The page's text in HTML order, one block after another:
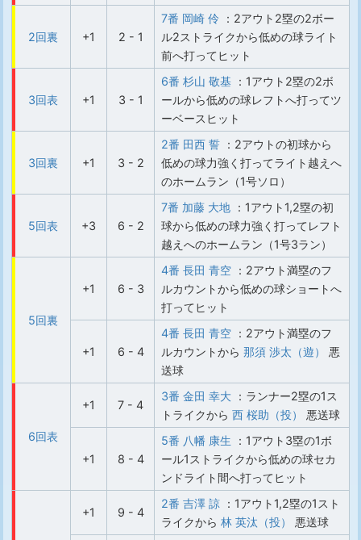
2回裏 +1 2 - 1
7番 岡崎 伶 ：2アウト2塁の2ボー
ル2ストライクから低めの球ライト
前へ打ってヒット
3回表 +1 3 - 1
6番 杉山 敬基 ：1アウト2塁の2ボ
ールから低めの球レフトへ打ってツ
ーベースヒット
3回裏 +1 3 - 2
2番 田西 誓 ：2アウトの初球から
低めの球力強く打ってライト越えへ
のホームラン（1号ソロ）
5回表 +3 6 - 2
7番 加藤 大地 ：1アウト1,2塁の初
球から低めの球力強く打ってレフト
越えへのホームラン（1号3ラン）
5回裏
+1 6 - 3
4番 長田 青空 ：2アウト満塁のフ
ルカウントから低めの球ショートへ
打ってヒット
+1 6 - 4
4番 長田 青空 ：2アウト満塁のフ
ルカウントから 那須 渉太（遊）
悪
送球
6回表
+1 7 - 4
3番 金田 幸大 ：ランナー2塁の1ス
トライクから 西 桜助（投） 悪送球
+1 8 - 4
5番 八幡 康生 ：1アウト3塁の1ボ
ール1ストライクから低めの球セカ
ンドライト間へ打ってヒット
+1 9 - 4
2番 吉澤 諒 ：1アウト1,2塁の1スト
ライクから 林 英汰（投） 悪送球